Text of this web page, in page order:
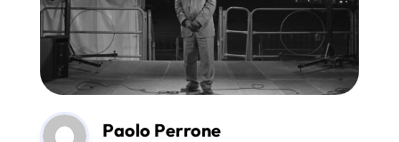
Paolo Perrone